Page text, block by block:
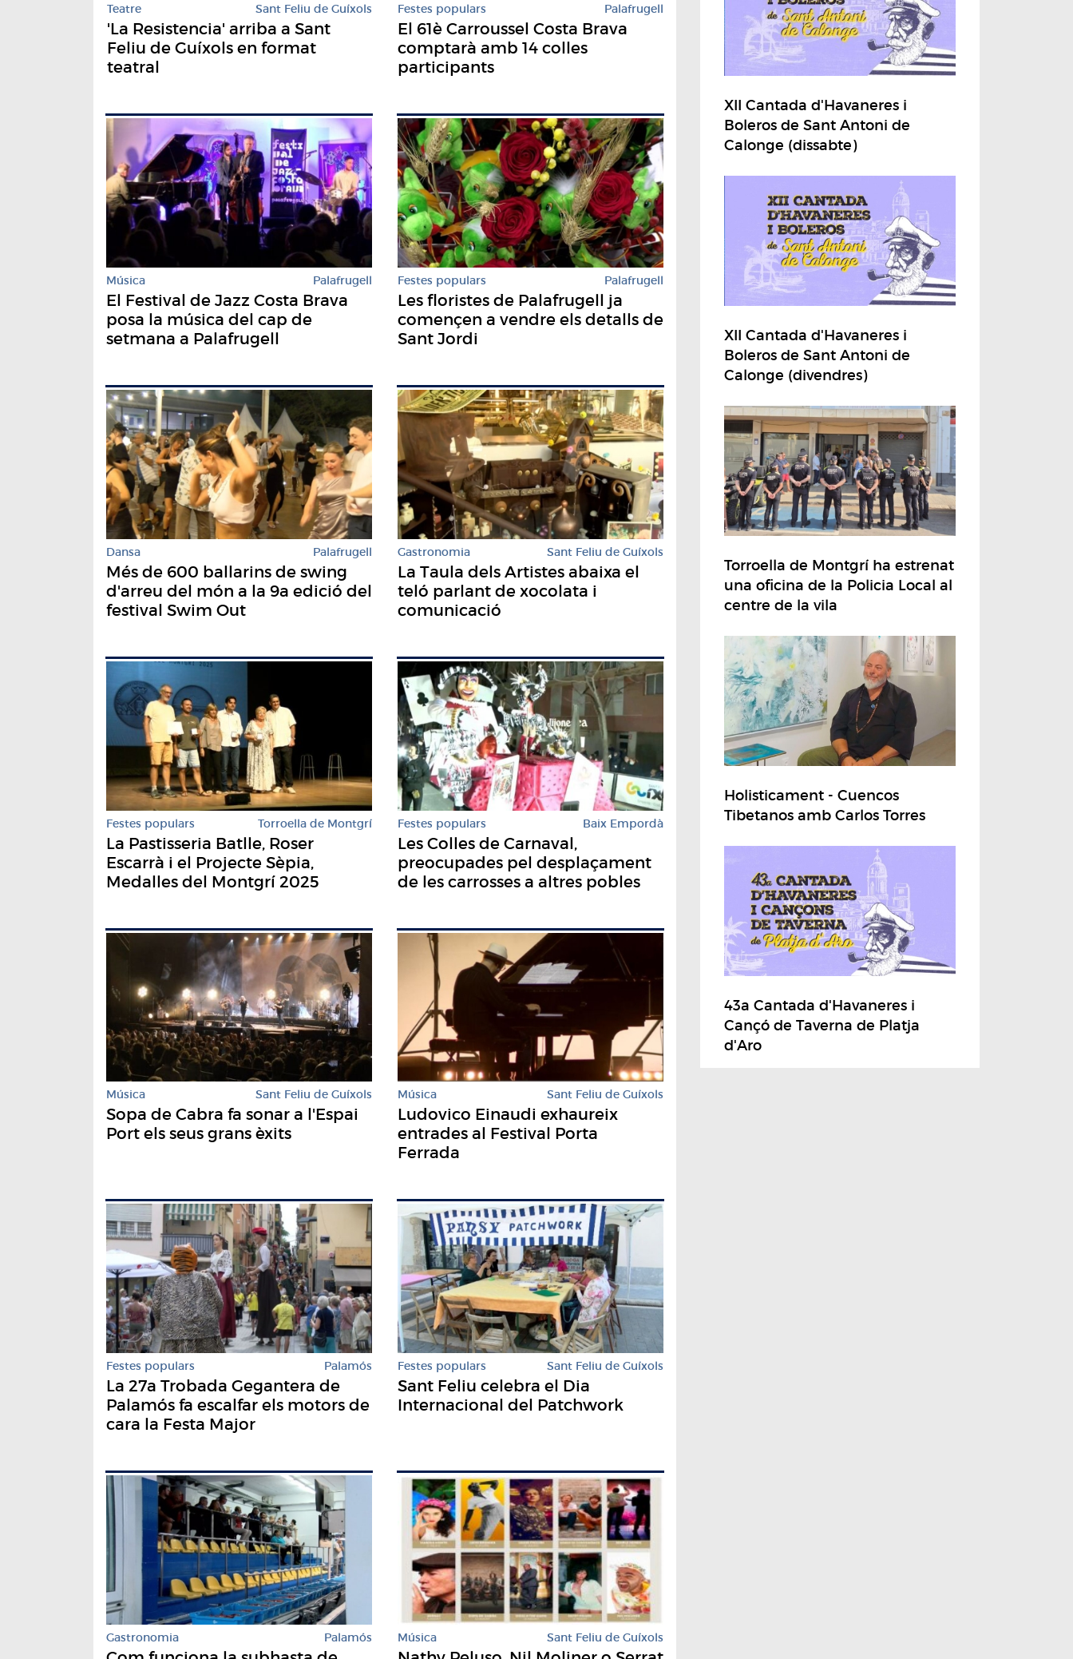
Teatre Sant Feliu de Guíxols
'La Resistencia' arriba a Sant
Feliu de Guíxols en format
teatral
Festes populars Palafrugell
El 61è Carroussel Costa Brava
comptarà amb 14 colles
participants
Música Palafrugell
El Festival de Jazz Costa Brava
posa la música del cap de
setmana a Palafrugell
Festes populars Palafrugell
Les floristes de Palafrugell ja
començen a vendre els detalls de
Sant Jordi
Dansa Palafrugell
Més de 600 ballarins de swing
d'arreu del món a la 9a edició del
festival Swim Out
Gastronomia Sant Feliu de Guíxols
La Taula dels Artistes abaixa el
teló parlant de xocolata i
comunicació
Festes populars Torroella de Montgrí
La Pastisseria Batlle, Roser
Escarrà i el Projecte Sèpia,
Medalles del Montgrí 2025
Festes populars Baix Empordà
Les Colles de Carnaval,
preocupades pel desplaçament
de les carrosses a altres pobles
Música Sant Feliu de Guíxols
Sopa de Cabra fa sonar a l'Espai
Port els seus grans èxits
Música Sant Feliu de Guíxols
Ludovico Einaudi exhaureix
entrades al Festival Porta
Ferrada
Festes populars Palamós
La 27a Trobada Gegantera de
Palamós fa escalfar els motors de
cara la Festa Major
Festes populars Sant Feliu de Guíxols
Sant Feliu celebra el Dia
Internacional del Patchwork
Gastronomia Palamós Música Sant Feliu de Guíxols
XII Cantada d'Havaneres i
Boleros de Sant Antoni de
Calonge (dissabte)
XII Cantada d'Havaneres i
Boleros de Sant Antoni de
Calonge (divendres)
Torroella de Montgrí ha estrenat
una oficina de la Policia Local al
centre de la vila
Holisticament - Cuencos
Tibetanos amb Carlos Torres
43a Cantada d'Havaneres i
Cançó de Taverna de Platja
d'Aro